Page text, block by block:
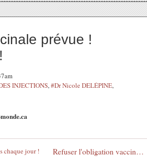
prévue !
INJECTIONS,#Dr Nicole DELÉPINE,
Refuser l'obligation vaccinale prévue ! Informons chaque jour !